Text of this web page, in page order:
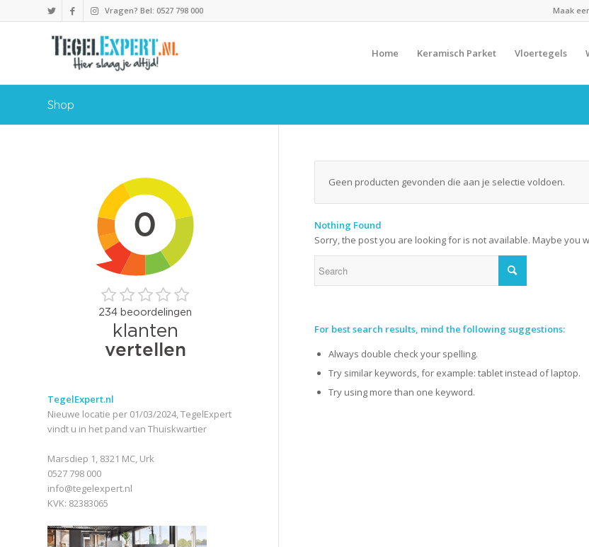
Maak
Vragen? Bel: 0527 798 000
Home Keramisch Parket Vloertegels
Shop
Geen producten gevonden die aan je selectie voldoen.
Nothing Found
Sorry, the post you are looking for is not available. Maybe you
For best search results, mind the following suggestions:
Always double check your spelling.
Try similar keywords, for example: tablet instead of laptop.
Try using more than one keyword.
TegelExpert.nl
Nieuwe locatie per 01/03/2024, TegelExpert
vindt u in het pand van Thuiskwartier
Marsdiep 1, 8321 MC, Urk
0527 798 000
info@tegelexpert.nl
KVK: 82383065